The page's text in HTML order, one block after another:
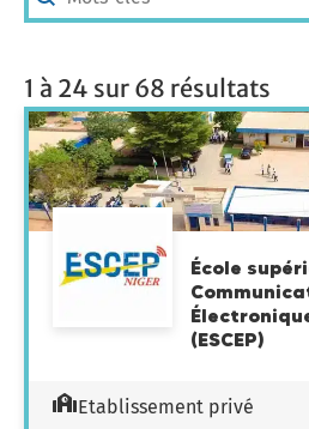
1 à 24 sur 68 résultats
École
(ESCEP)
Etablissement privé